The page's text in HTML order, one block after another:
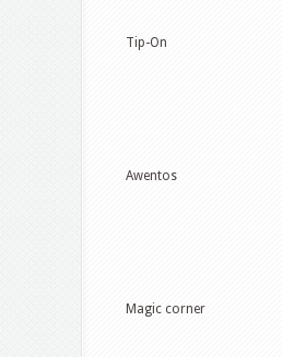
Tip-On
Awentos
Magic corner